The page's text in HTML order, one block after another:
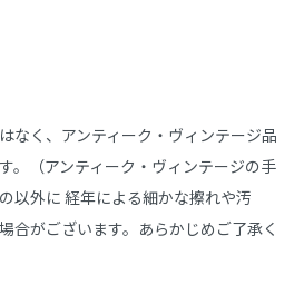
なく、アンティーク・ヴィンテージ品
。（アンティーク・ヴィンテージの手
以外に 経年による細かな擦れや汚
合がございます。あらかじめご了承く